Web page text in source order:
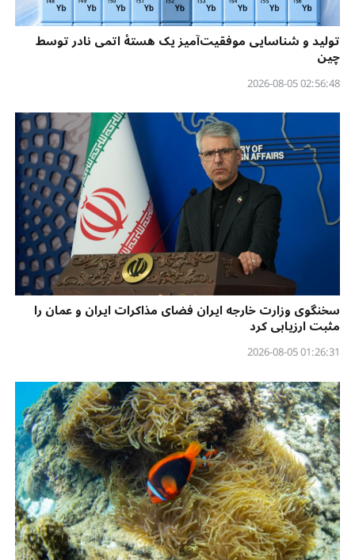
تولید و شناسایی موفقیت‌آمیز یک هستهٔ اتمی نادر توسط
چین
02:56:48 2026-08-05
سخنگوی وزارت خارجه ایران فضای مذاکرات ایران و عمان را
مثبت ارزیابی کرد
01:26:31 2026-08-05